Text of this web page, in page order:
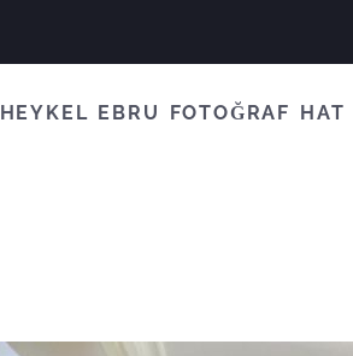
HEYKEL EBRU FOTOĞRAF HAT